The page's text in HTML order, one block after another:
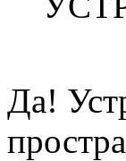
Да!